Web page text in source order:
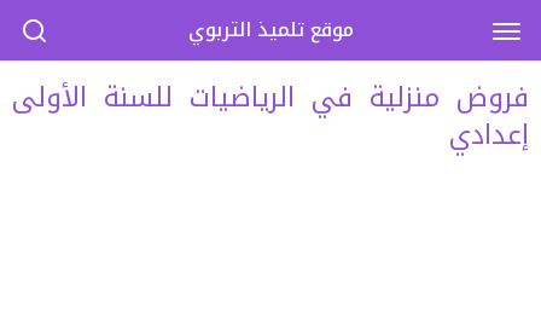
فروض منزلية في الرياضيات للسنة الأولى
إعدادي
موقع تلميذ التربوي